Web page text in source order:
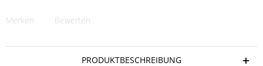
Merken Bewerten
PRODUKTBESCHREIBUNG